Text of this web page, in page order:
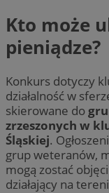
Kto może
pieniądze?
Konkurs dotyczy
działalność w
skierowane do
zrzeszonych w
Śląskiej.
grup weteranów,
mogą zostać
działający na